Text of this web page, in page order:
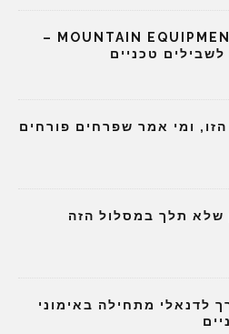
מבחן שטח: MOUNTAIN EQUIPMENT COMICI –
טכניים
ומי אמר שפרחים פורחים
שלא תלך במסלול הזה
לדנאלי מתחילה באימוני